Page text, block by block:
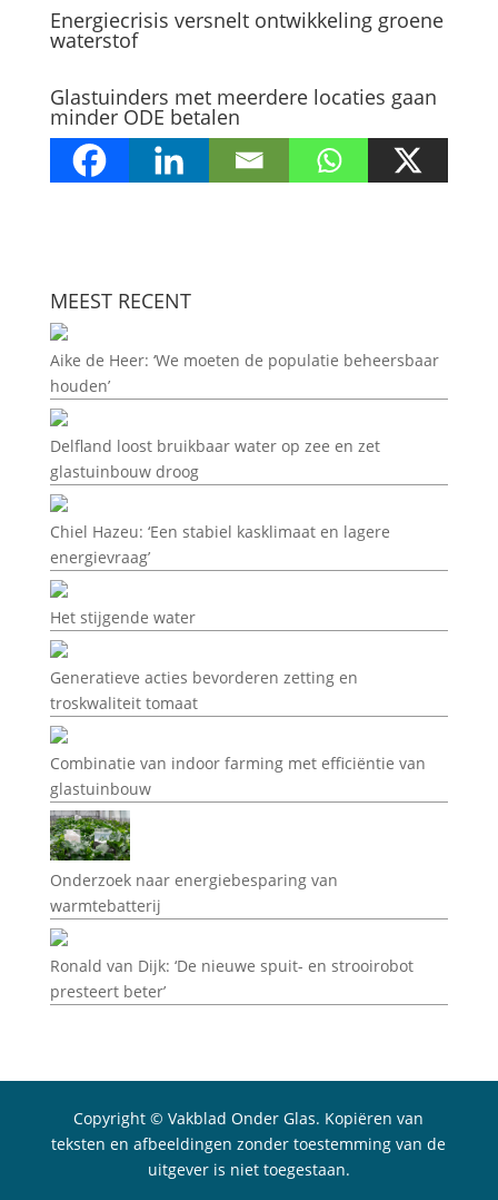
Energiecrisis versnelt ontwikkeling groene
waterstof
Glastuinders met meerdere locaties gaan
minder ODE betalen
MEEST RECENT
Aike de Heer: ‘We moeten de populatie beheersbaar
houden’
Delfland loost bruikbaar water op zee en zet
glastuinbouw droog
Chiel Hazeu: ‘Een stabiel kasklimaat en lagere
energievraag’
Het stijgende water
Generatieve acties bevorderen zetting en
troskwaliteit tomaat
Combinatie van indoor farming met efficiëntie van
glastuinbouw
Onderzoek naar energiebesparing van
warmtebatterij
Ronald van Dijk: ‘De nieuwe spuit- en strooirobot
presteert beter’
Copyright © Vakblad Onder Glas. Kopiëren van
teksten en afbeeldingen zonder toestemming van de
uitgever is niet toegestaan.